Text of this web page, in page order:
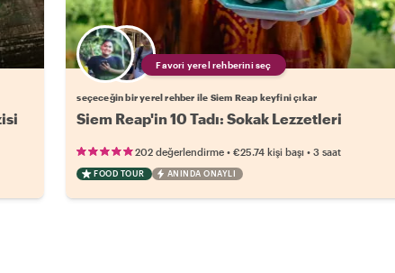
Favori yerel rehberini seç
seçeceğin bir yerel rehber ile Siem Reap keyfini çıkar
Siem Reap'in 10 Tadı: Sokak Lezzetleri
202 değerlendirme •€25.74 kişi başı •3 saat
FOOD TOUR ANINDA ONAYLI